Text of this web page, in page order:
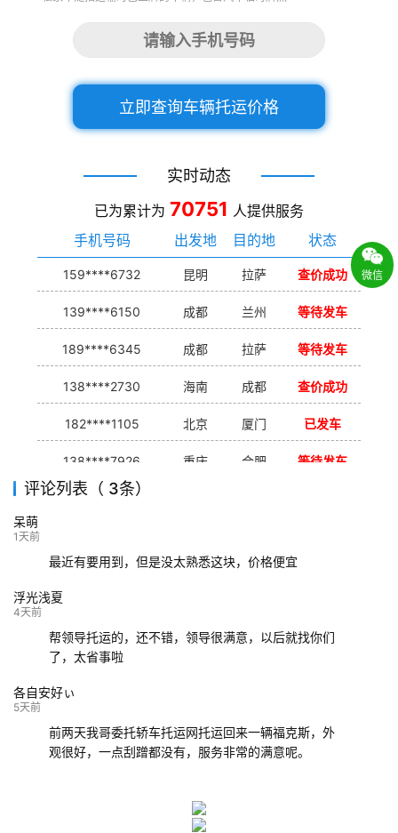
立即查询车辆托运价格
实时动态
已为累计为 70751 人提供服务
手机号码
出发地 目的地 状态
159****6732 昆明 拉萨 查价成功
139****6150 成都 兰州 等待发车
189****6345 成都 拉萨 等待发车
138****2730 海南 成都 查价成功
182****1105 北京 厦门 已发车
138****7926 重庆 合肥 等待发车
139****9233
评论列表（ 3条）
呆萌
1天前
最近有要用到，但是没太熟悉这块，价格便宜
浮光浅夏
4天前
帮领导托运的，还不错，领导很满意，以后就找你们
了，太省事啦
各自安好ぃ
5天前
前两天我哥委托轿车托运网托运回来一辆福克斯，外
观很好，一点刮蹭都没有，服务非常的满意呢。
微信